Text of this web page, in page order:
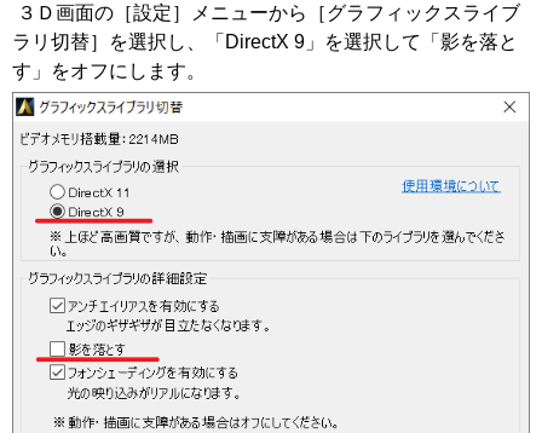
３Ｄ画面の［設定］メニューから［グラフィックスライブ
ラリ切替］を選択し、「DirectX 9」を選択して「影を落と
す」をオフにします。